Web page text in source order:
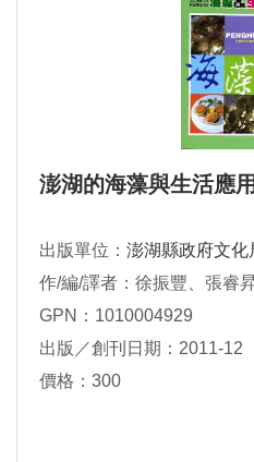
澎湖的海藻與生活應用
出版單位： 澎湖縣政府文化
作/編/譯者：徐振豐、張睿
GPN：1010004929
出版／創刊日期：2011-12
價格：300